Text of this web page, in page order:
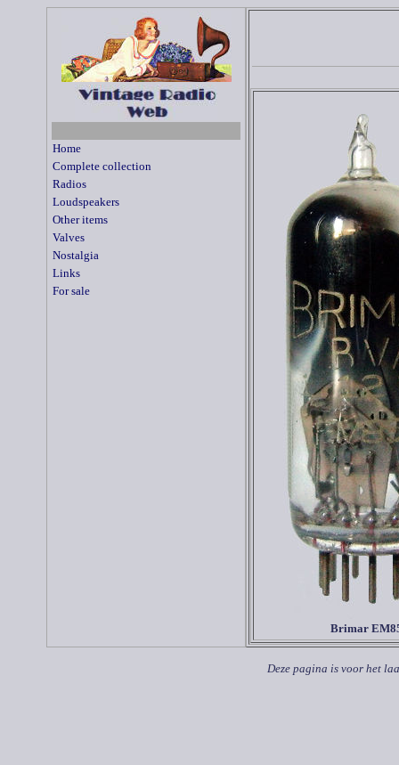
Home
Complete collection
Radios
Loudspeakers
Other items
Valves
Nostalgia
Links
For sale
Brimar
Deze pagina is voor het